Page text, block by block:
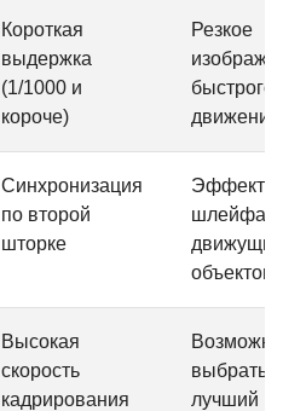
Короткая
выдержка
(1/1000 и
короче)
Резкое
быстрого
движения
Синхронизация
по второй
шторке
Эффект
шлейфа
объектом
Высокая
скорость
кадрирования
выбрать
лучший